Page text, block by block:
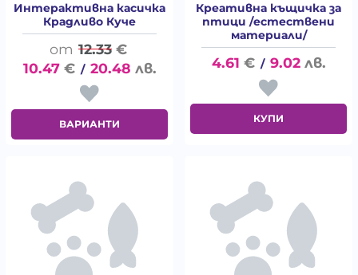
Интерактивна касичка
Крадливо Куче
12.33 €
10.47 € / 20.48 лв.
ВАРИАНТИ
Креативна къщичка за
птици /естествени
материали/
4.61 € / 9.02 лв.
КУПИ